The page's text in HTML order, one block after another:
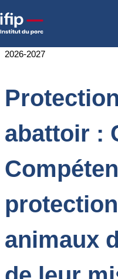
Accueil
en abattoir : Certificat de
2026-2027
abattoir :
animaux